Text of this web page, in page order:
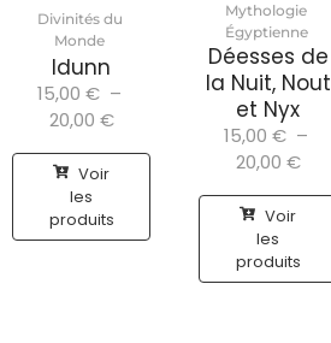
Divinités du
Monde
Idunn
15,00 € –
20,00 €
Voir
les
produits
Mythologie
Égyptienne
Déesses de
la Nuit, Nout
et Nyx
15,00 € –
20,00 €
Voir
les
produits